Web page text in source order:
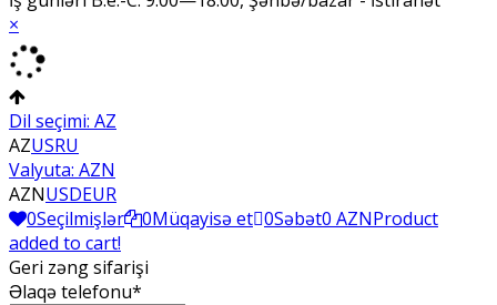
×
Dil seçimi: AZ
AZUSRU
Valyuta: AZN
AZNUSDEUR
0Seçilmişlər 0Müqayisə et 0Səbət0 AZNProduct
added to cart!
Geri zəng sifarişi
Əlaqə telefonu*